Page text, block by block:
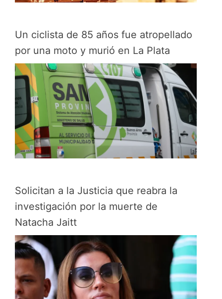
Un ciclista de 85 años fue atropellado
por una moto y murió en La Plata
Solicitan a la Justicia que reabra la
investigación por la muerte de
Natacha Jaitt